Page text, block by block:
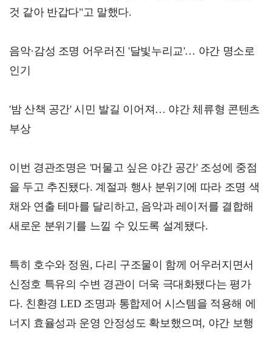
것 같아 반갑다"고 말했다.
음악·감성 조명 어우러진 '달빛누리교'… 야간 명소로
인기
'밤 산책 공간' 시민 발길 이어져… 야간 체류형 콘텐츠
부상
이번 경관조명은 '머물고 싶은 야간 공간' 조성에 중점
을 두고 추진됐다. 계절과 행사 분위기에 따라 조명 색
채와 연출 테마를 달리하고, 음악과 레이저를 결합해
새로운 분위기를 느낄 수 있도록 설계됐다.
특히 호수와 정원, 다리 구조물이 함께 어우러지면서
신정호 특유의 수변 경관이 더욱 극대화됐다는 평가
다. 친환경 LED 조명과 통합제어 시스템을 적용해 에
너지 효율성과 운영 안정성도 확보했으며, 야간 보행